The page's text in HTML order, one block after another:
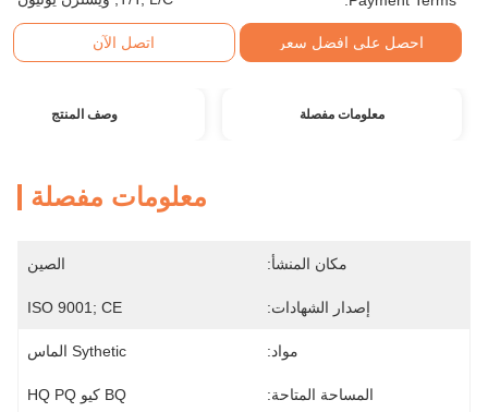
احصل على افضل سعر اتصل الآن
معلومات مفصلة وصف المنتج
معلومات مفصلة
مكان المنشأ: الصين
إصدار الشهادات: ISO 9001; CE
مواد: Sythetic الماس
المساحة المتاحة: BQ كيو HQ PQ